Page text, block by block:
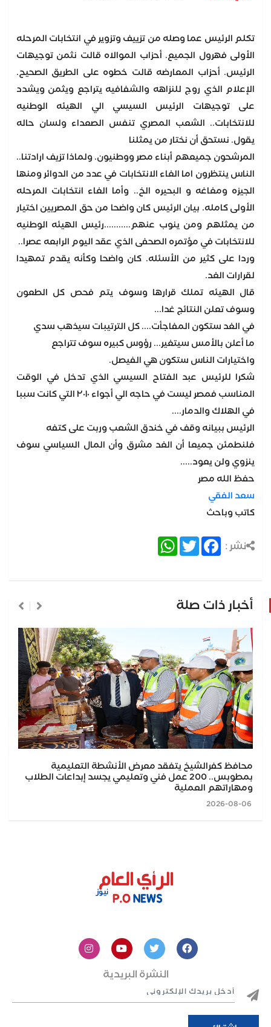
تكلم الرئيس عما وصله من تزييف وتزوير في انتخابات المرحله
الأولى فهرول الجميع. أحزاب الموالاه قالت نثمن توجيهات
الرئيس. أحزاب المعارضه قالت خطوه على الطريق الصحيح.
الإعلام الذي روج للنزاهه والشفافيه يتراجع ويثمن ويشدد
على توجيهات الرئيس السيسي الي الهيئه الوطنيه
للانتخابات.. الشعب المصري تنفس الصعداء ولسان حاله
يقول. نستحق أن نختار من يمثلنا
المرشحون جميعهم أبناء مصر ووطنيون. ولماذا تزيف ارادتنا..
الناس ينتظرون اما الغاء الانتخابات في عدد من الدوائر ومنها
الجيزه ومغاغه و البحيره الخ.. وأما الغاء انتخابات المرحله
الأولى كامله. بيان الرئيس كان واضحا من حق المصريين اختيار
من يمثلهم ومن ينوب عنهم...........رئيس الهيئه الوطنيه
للانتخابات في مؤتمره الصحفى الذي عقد اليوم الرابعه عصرا..
وردا على كثير من الأسئله. كان واضحا وكأنه يقدم تمهيدا
لقرارات الغد.
قال الهيئه تملك قرارها وسوف يتم فحص كل الطعون
وسوف تعلن النتائج غدا...
في الغد ستكون المفاجأت.... كل الترتيبات سيذهب سدي
ما أعلن بالأمس سيتغير... رؤوس كبيره سوف تتراجع
واختيارات الناس ستكون هي الفيصل.
شكرا للرئيس عبد الفتاح السيسي الذي تدخل في الوقت
المناسب فمصر ليست في حاجه الي أجواء ٢٠١٠ التي كانت سببا
في الهلاك والدمار....
الرئيس ببيانه وقف في خندق الشعب وربت على كتفه
فلنطمئن جميعا أن الغد مشرق وأن المال السياسي سوف
ينزوي ولن يعود.....
حفظ الله مصر
سعد الفقي
كاتب وباحث
نشر : Facebook
Twitter
WhatsApp
أخبار ذات صلة
محافظ كفرالشيخ يتفقد معرض الأنشطة التعليمية
بمطوبس.. 200 عمل فني وتعليمي يجسد إبداعات الطلاب
ومهاراتهم العملية
النشرة البريدية